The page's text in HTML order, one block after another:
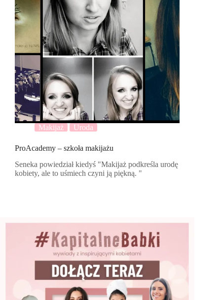
Makijaż Uroda
ProAcademy – szkoła makijażu
Seneka powiedział kiedyś "Ma­kijaż pod­kreśla urodę
ko­biety, ale to uśmiech czy­ni ją piękną. "